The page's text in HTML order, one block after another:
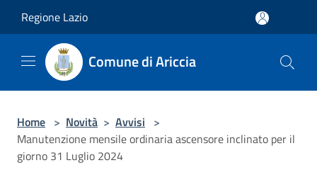
Regione Lazio
Comune di Ariccia
Home > Novità > Avvisi >
Manutenzione mensile ordinaria ascensore inclinato per il
giorno 31 Luglio 2024